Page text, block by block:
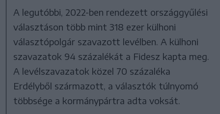
A legutóbbi, 2022-ben rendezett országgyűlési
választáson több mint 318 ezer külhoni
választópolgár szavazott levélben. A külhoni
szavazatok 94 százalékát a Fidesz kapta meg.
A levélszavazatok közel 70 százaléka
Erdélyből származott, a választók túlnyomó
többsége a kormánypártra adta voksát.